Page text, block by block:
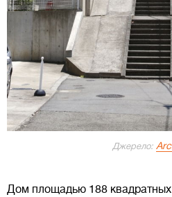
Джерело:
Дом площадью 188 квадратных